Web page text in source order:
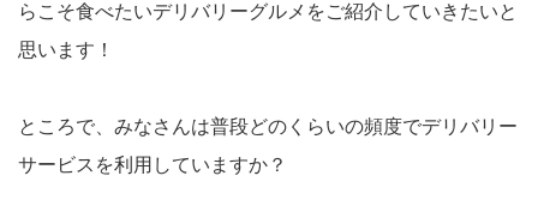
らこそ食べたいデリバリーグルメをご紹介していきたいと
思います！
ところで、みなさんは普段どのくらいの頻度でデリバリー
サービスを利用していますか？